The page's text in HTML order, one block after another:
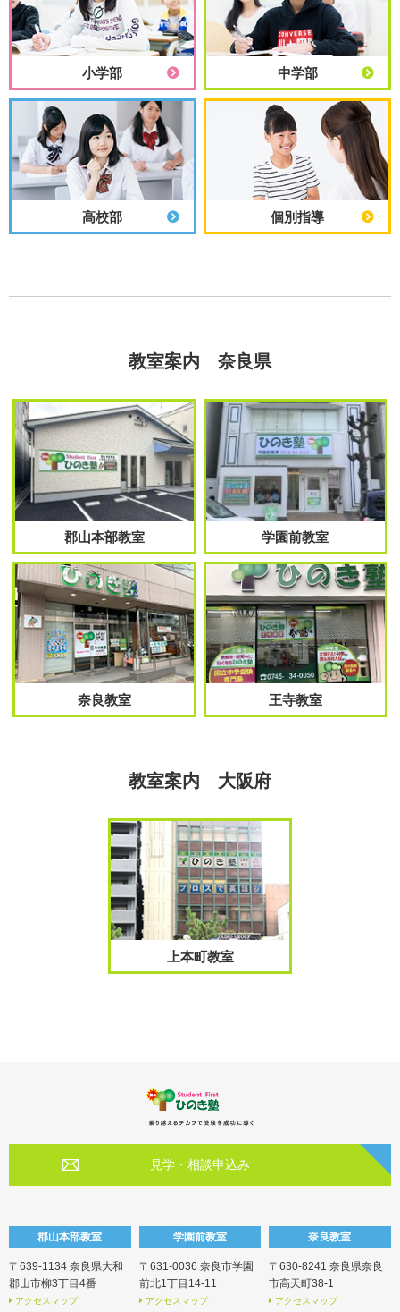
小学部 中学部
高校部 個別指導
教室案内 奈良県
郡山本部教室 学園前教室
奈良教室 王寺教室
教室案内 大阪府
上本町教室
見学・相談申込み
郡山本部教室
〒639-1134 奈良県大和
郡山市柳3丁目4番
アクセスマップ
学園前教室
〒631-0036 奈良市学園
前北1丁目14-11
アクセスマップ
奈良教室
〒630-8241 奈良県奈良
市高天町38-1
アクセスマップ